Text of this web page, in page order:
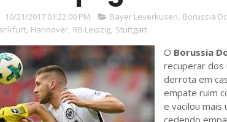
10/21/2017 01:22:00 PM Bayer Leverkusen, Borussia
, Hannover, RB Leipzig, Stuttgart
O Borussia
recuperar
derrota em
empate ruim
e vacilou mais
cedendo